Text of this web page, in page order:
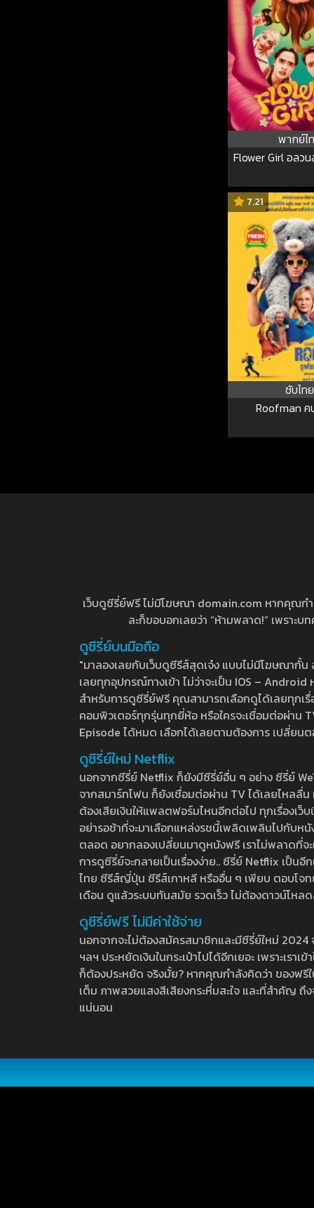
พากย์ไ
Flower Girl อลว
7.21
ซับไทย
Roofman
เว็บดูซีรี่ย์ฟรี ไม่มีโฆษณา domain.com หากคุณก
ละก็ขอบอกเลยว่า “ห้ามพลาด!” เพราะ
ดูซีรี่ย์บนมือถือ
"มาลองเลยกับเว็บดูซีรีส์สุดเจ๋ง แบบไม่มีโฆษณากั้
เลยทุกอุปกรณ์ทางเข้า ไม่ว่าจะเป็น IOS –
สำหรับการดูซีรี่ย์ฟรี คุณสามารถเลือกดูได้เลยทุกเ
คอมพิวเตอร์ทุกรุ่นทุกยี่ห้อ หรือใครจะเชื่อมต่อผ่าน
Episode ได้หมด เลือกได้เลยตามต้องการ เปลี่ยน
ดูซีรี่ย์ใหม่ Netflix
นอกจากซีรี่ย์ Netflix ก็ยังมีซีรี่ย์อื่น ๆ อย่าง ซีรี่ย์
จากสมาร์ทโฟน ก็ยังเชื่อมต่อผ่าน TV ได้เลยไหลลื่
ต้องเสียเงินให้แพลตฟอร์มไหนอีกต่อไป ทุกเรื่องเว็
อย่ารอช้าที่จะมาเลือกแหล่งรชนี้เพลิดเพลินไปกับห
ตลอด อยากลองเปลี่ยนมาดูหนังฟรี เราไม่พลาดที่
การดูซีรี่ย์จะกลายเป็นเรื่องง่าย.. ซีรี่ย์ Netflix เป็น
ไทย ซีรีส์ญี่ปุ่น ซีรีส์เกาหลี หรืออื่น ๆ เพียบ ตอบโจท
เดือน ดูแล้วระบบทันสมัย รวดเร็ว ไม่ต้องดาวน์โห
ดูซีรี่ย์ฟรี ไม่มีค่าใช้จ่าย
นอกจากจะไม่ต้องสมัครสมาชิกและมีซีรี่ย์ใหม่
ฯลฯ ประหยัดเงินในกระเป๋าไปได้อีกเยอะ เพราะเร
ก็ต้องประหยัด จริงมั้ย? หากคุณกำลังคิดว่า ของฟ
เต็ม ภาพสวยแสงสีเสียงกระหึ่มสะใจ และที่สำคัญ
แน่นอน